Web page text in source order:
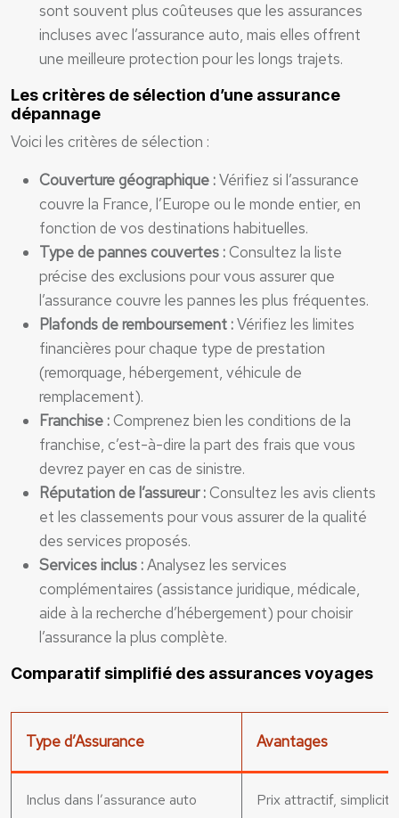
sont souvent plus coûteuses que les assurances
incluses avec l’assurance auto, mais elles offrent
une meilleure protection pour les longs trajets.
Les critères de sélection d’une assurance
dépannage
Voici les critères de sélection :
Couverture géographique :Vérifiez si l’assurance
couvre la France, l’Europe ou le monde entier, en
fonction de vos destinations habituelles.
Type de pannes couvertes :Consultez la liste
précise des exclusions pour vous assurer que
l’assurance couvre les pannes les plus fréquentes.
Plafonds de remboursement :Vérifiez les limites
financières pour chaque type de prestation
(remorquage, hébergement, véhicule de
remplacement).
Franchise :Comprenez bien les conditions de la
franchise, c’est-à-dire la part des frais que vous
devrez payer en cas de sinistre.
Réputation de l’assureur :Consultez les avis clients
et les classements pour vous assurer de la qualité
des services proposés.
Services inclus :Analysez les services
complémentaires (assistance juridique, médicale,
aide à la recherche d’hébergement) pour choisir
l’assurance la plus complète.
Comparatif simplifié des assurances voyages
Type d’Assurance Avantages
Inclus dans l’assurance auto Prix attractif, simplicité